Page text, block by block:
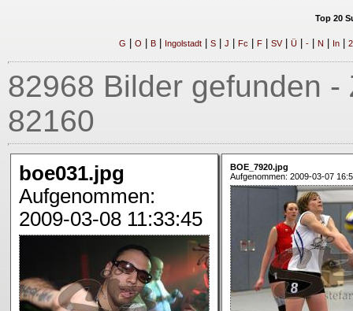
Top 20
G O B| Ingolstadt| S| J Fc F| SV| Ü| -| N In| 2
82968 Bilder gefunden -
82160
boe031.jpg
Aufgenommen:
2009-03-08 11:33:45
BOE_7920.jpg
Aufgenommen: 2009-03-07